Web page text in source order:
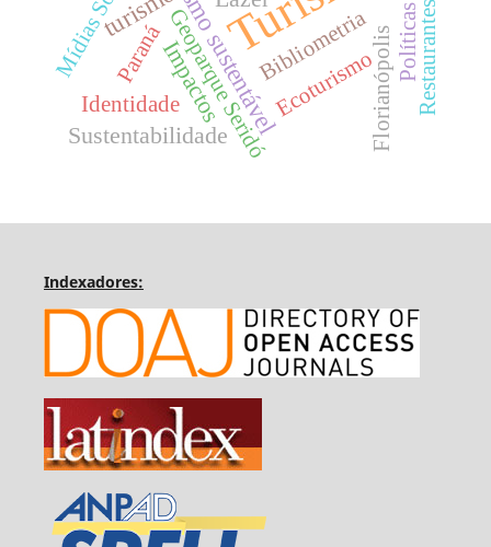
Turismo sustentável
Impactos
Sustentabilidade
EcoturismoFlorianópolis Restaurantes
Paraná Bibliometria
IdentidadeGeoparque Seridó
Indexadores: